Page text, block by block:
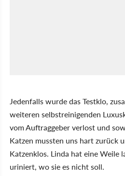
Jedenfalls wurde das Testklo,
weiteren selbstreinigenden
vom Auftraggeber verlost und
Katzen mussten uns hart zurück
Katzenklos. Linda hat eine Weile
uriniert, wo sie es nicht soll.